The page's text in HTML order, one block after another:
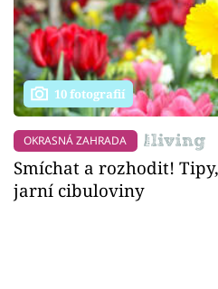
10 fotografií
OKRASNÁ ZAHRADA
Smíchat a rozhodit!
jarní cibuloviny